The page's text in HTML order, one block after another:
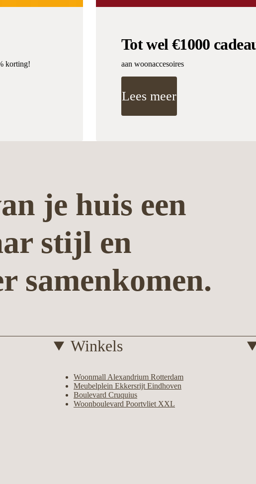
korting!
Tot wel €1000
aan woonaccesoires
Lees meer
je huis een
stijl en
samenkomen.
Winkels
Woonmall Alexandrium Rotterdam
Meubelplein Ekkersrijt Eindhoven
Boulevard Cruquius
Woonboulevard Poortvliet XXL